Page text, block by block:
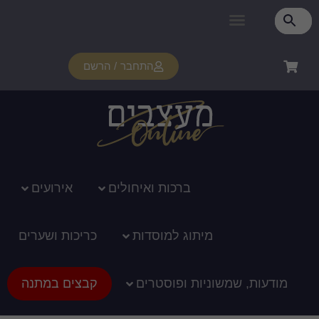
התחבר / הרשם
אירועים
כריכות ושערים
קבצים במתנה